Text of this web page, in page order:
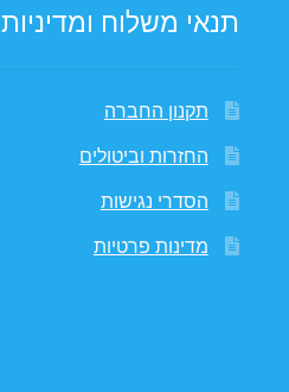
תנאי משלוח ומדיניות
תקנון החברה
החזרות וביטולים
הסדרי נגישות
מדינות פרטיות